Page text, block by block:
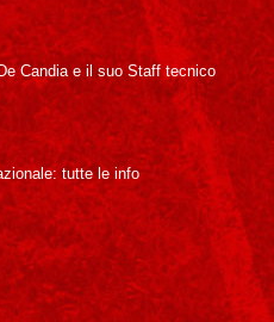
Candia e il suo Staff tecnico
tutte le info